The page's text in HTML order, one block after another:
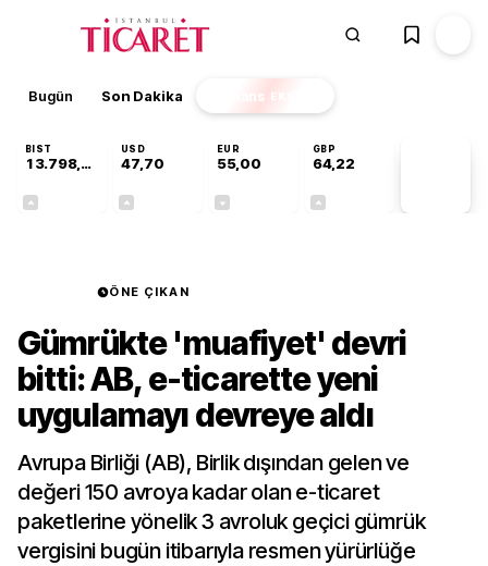
Bugün Son Dakika Finans EKSTRA
BIST
13.798,82
USD
47,70
EUR
55,00
GBP
64,22
ÖNE ÇIKAN
Gümrükte 'muafiyet' devri
bitti: AB, e-ticarette yeni
uygulamayı devreye aldı
Avrupa Birliği (AB), Birlik dışından gelen ve
değeri 150 avroya kadar olan e-ticaret
paketlerine yönelik 3 avroluk geçici gümrük
vergisini bugün itibarıyla resmen yürürlüğe